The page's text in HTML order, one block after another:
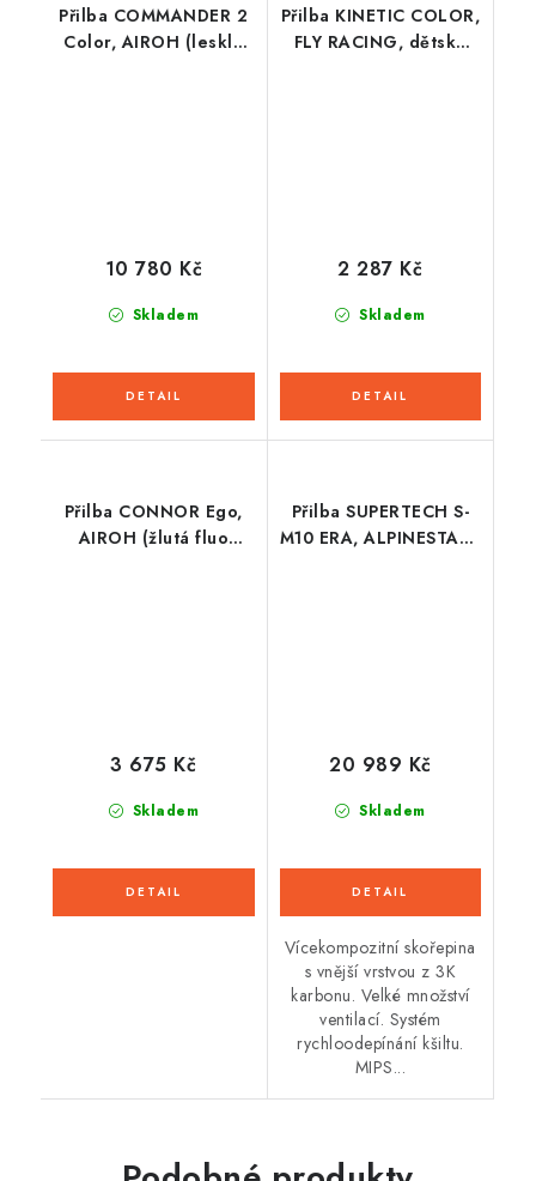
Přilba COMMANDER 2
Color, AIROH (lesklá
Skladem
10 780 Kč
Přilba KINETIC COLOR,
FLY RACING, dětská
Skladem
2 287 Kč
Přilba CONNOR Ego,
AIROH (žlutá fluo
Skladem
3 675 Kč
Přilba SUPERTECH S-
M10 ERA, ALPINESTARS
Skladem
20 989 Kč
Vícekompozitní skořepina
s vnější vrstvou z 3K
karbonu. Velké množství
ventilací. Systém
rychloodepínání kšiltu.
MIPS...